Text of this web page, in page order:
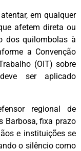
em qualquer
afetem direta ou
dos quilombolas à
a Convenção
(OIT) sobre
ser aplicado
regional de
Barbosa, fixa prazo
e instituições se
o silêncio como